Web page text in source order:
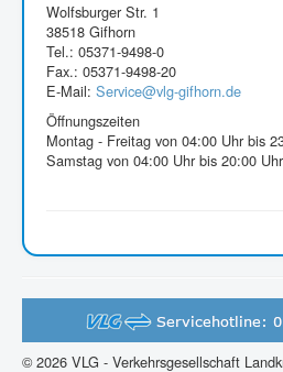
Wolfsburger Str. 1
38518 Gifhorn
Tel.: 05371-9498-0
Fax.: 05371-9498-20
E-Mail: Service@vlg-gifhorn.de
Öffnungszeiten
Montag - Freitag von 04:00 Uhr bis
Samstag von 04:00 Uhr bis 20:00 Uhr
© 2026 VLG - Verkehrsgesellschaft